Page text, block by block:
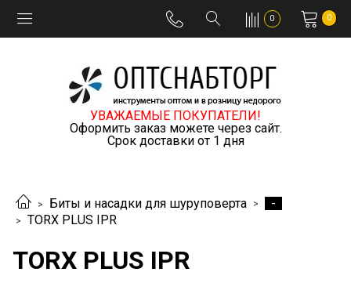
0 0
УВАЖАЕМЫЕ ПОКУПАТЕЛИ!
Оформить заказ можете через сайт.
Срок доставки от 1 дня
Биты и насадки для шуруповерта
-
TORX PLUS IPR
TORX PLUS IPR